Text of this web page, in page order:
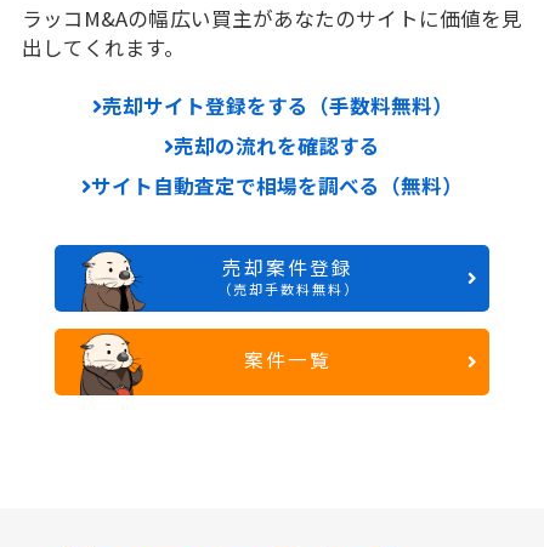
ラッコM&Aの幅広い買主があなたのサイトに価値を見
出してくれます。
売却サイト登録をする（手数料無料）
売却の流れを確認する
サイト自動査定で相場を調べる（無料）
売却案件登録
（売却手数料無料）
案件一覧